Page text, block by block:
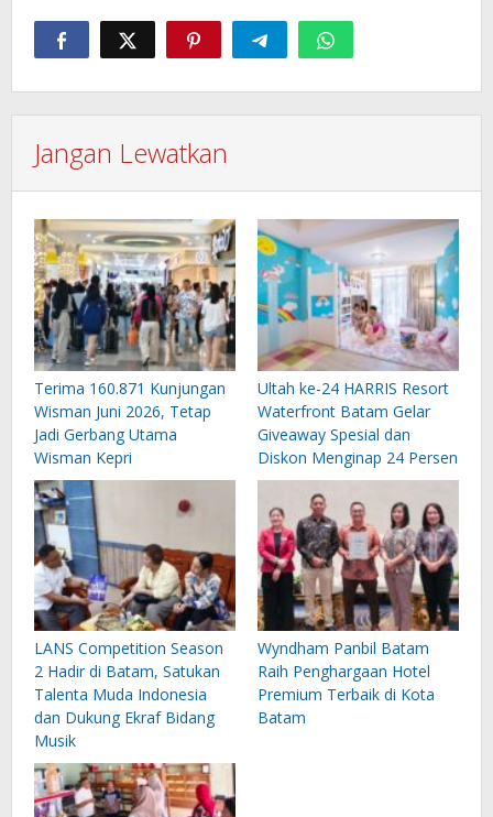
Jangan Lewatkan
Terima 160.871 Kunjungan
Wisman Juni 2026, Tetap
Jadi Gerbang Utama
Wisman Kepri
Ultah ke-24 HARRIS Resort
Waterfront Batam Gelar
Giveaway Spesial dan
Diskon Menginap 24 Persen
LANS Competition Season
2 Hadir di Batam, Satukan
Talenta Muda Indonesia
dan Dukung Ekraf Bidang
Musik
Wyndham Panbil Batam
Raih Penghargaan Hotel
Premium Terbaik di Kota
Batam